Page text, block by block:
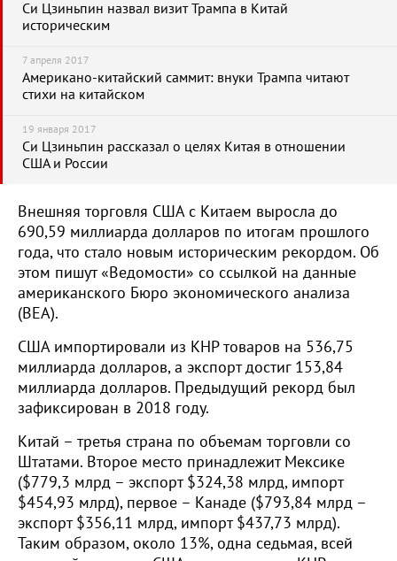
Си Цзиньпин назвал визит Трампа в Китай
историческим
7 апреля 2017
Американо-китайский саммит: внуки Трампа читают
стихи на китайском
19 января 2017
Си Цзиньпин рассказал о целях Китая в отношении
США и России
Внешняя торговля США с Китаем выросла до
690,59 миллиарда долларов по итогам прошлого
года, что стало новым историческим рекордом. Об
этом пишут «Ведомости» со ссылкой на данные
американского Бюро экономического анализа
(BEA).
США импортировали из КНР товаров на 536,75
миллиарда долларов, а экспорт достиг 153,84
миллиарда долларов. Предыдущий рекорд был
зафиксирован в 2018 году.
Китай – третья страна по объемам торговли со
Штатами. Второе место принадлежит Мексике
($779,3 млрд – экспорт $324,38 млрд, импорт
$454,93 млрд), первое – Канаде ($793,84 млрд –
экспорт $356,11 млрд, импорт $437,73 млрд).
Таким образом, около 13%, одна седьмая, всей